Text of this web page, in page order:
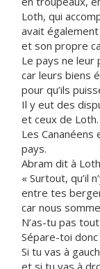
Loth, qui
avait
et son propre
Le pays ne leur
car leurs biens
pour qu’ils
Il y eut des
et ceux de Loth.
Les
pays.
Abram dit à
« Surtout, qu’il
entre tes
car nous
N’as-tu pas
Sépare-toi donc
Si tu vas à
et si tu vas à